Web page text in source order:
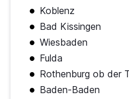
Koblenz
Bad Kissingen
Wiesbaden
Fulda
Rothenburg ob der
Baden-Baden